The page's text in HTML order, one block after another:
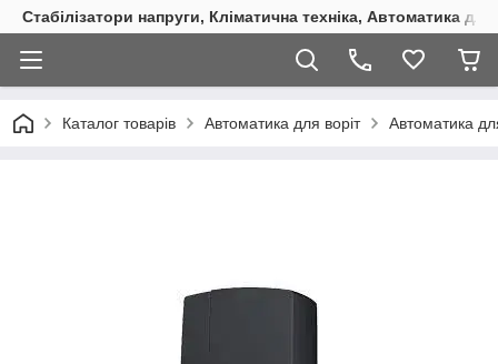
Стабілізатори напруги, Кліматична техніка, Автоматика
Каталог товарів Автоматика для воріт Автоматика